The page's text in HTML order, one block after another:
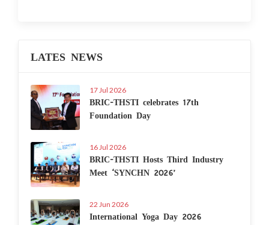
LATES NEWS
17 Jul 2026
BRIC-THSTI celebrates 17th
Foundation Day
16 Jul 2026
BRIC-THSTI Hosts Third Industry
Meet ‘SYNCHN 2026’
22 Jun 2026
International Yoga Day 2026